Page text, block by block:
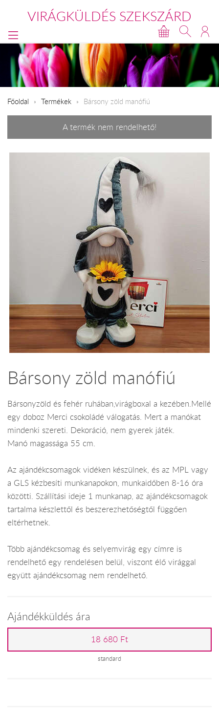
VIRÁGKÜLDÉS SZEKSZÁRD
Főoldal Termékek Bársony zöld manófiú
A termék nem rendelhető!
Bársony zöld manófiú
Bársonyzöld és fehér ruhában,virágboxal a kezében.Mellé
egy doboz Merci csokoládé válogatás. Mert a manókat
mindenki szereti. Dekoráció, nem gyerek játék.
Manó magassága 55 cm.
Az ajándékcsomagok vidéken készülnek, és az MPL vagy
a GLS kézbesíti munkanapokon, munkaidőben 8-16 óra
közötti. Szállítási ideje 1 munkanap, az ajándékcsomagok
tartalma készlettől és beszerezhetőségtől függően
eltérhetnek.
Több ajándékcsomag és selyemvirág egy címre is
rendelhető egy rendelésen belül, viszont élő virággal
együtt ajándékcsomag nem rendelhető.
Ajándékküldés ára
18 680 Ft
standard